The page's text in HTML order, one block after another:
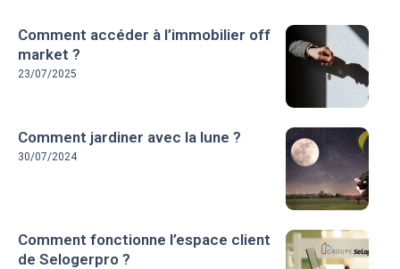
Comment accéder à l’immobilier off
market ?
23/07/2025
Comment jardiner avec la lune ?
30/07/2024
Comment fonctionne l’espace client
de Selogerpro ?